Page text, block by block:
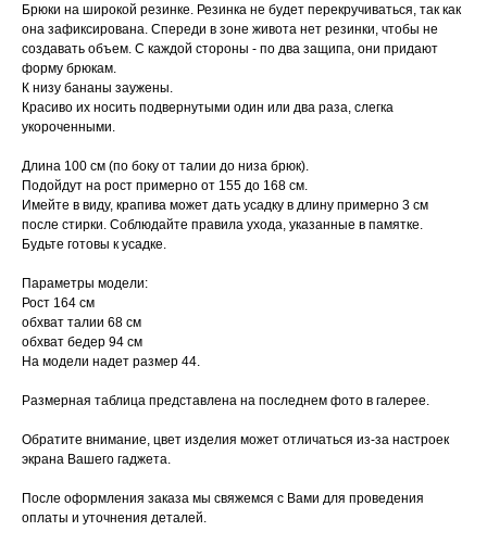
Брюки на широкой резинке. Резинка не будет перекручиваться, так как
она зафиксирована. Спереди в зоне живота нет резинки, чтобы не
создавать объем. С каждой стороны - по два защипа, они придают
форму брюкам.
К низу бананы заужены.
Красиво их носить подвернутыми один или два раза, слегка
укороченными.
Длина 100 см (по боку от талии до низа брюк).
Подойдут на рост примерно от 155 до 168 см.
Имейте в виду, крапива может дать усадку в длину примерно 3 см
после стирки. Соблюдайте правила ухода, указанные в памятке.
Будьте готовы к усадке.
Параметры модели:
Рост 164 см
обхват талии 68 см
обхват бедер 94 см
На модели надет размер 44.
Размерная таблица представлена на последнем фото в галерее.
Обратите внимание, цвет изделия может отличаться из-за настроек
экрана Вашего гаджета.
После оформления заказа мы свяжемся с Вами для проведения
оплаты и уточнения деталей.